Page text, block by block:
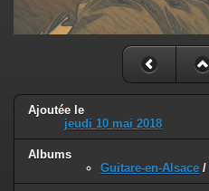
Ajoutée le
jeudi 10 mai 2018
Albums
Guitare-en-Alsace /